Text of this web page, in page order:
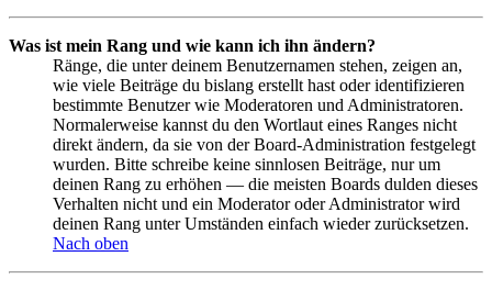
Was ist mein Rang und wie kann ich ihn ändern?
Ränge, die unter deinem Benutzernamen stehen, zeigen an,
wie viele Beiträge du bislang erstellt hast oder identifizieren
bestimmte Benutzer wie Moderatoren und Administratoren.
Normalerweise kannst du den Wortlaut eines Ranges nicht
direkt ändern, da sie von der Board-Administration festgelegt
wurden. Bitte schreibe keine sinnlosen Beiträge, nur um
deinen Rang zu erhöhen — die meisten Boards dulden dieses
Verhalten nicht und ein Moderator oder Administrator wird
deinen Rang unter Umständen einfach wieder zurücksetzen.
Nach oben